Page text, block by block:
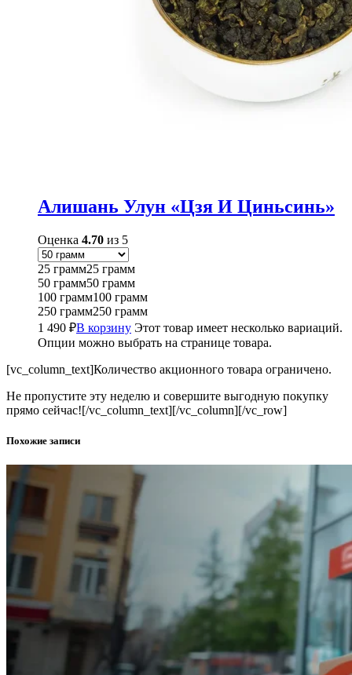
Алишань Улун «Цзя И Циньсинь»
Оценка 4.70 из 5
25 грамм25 грамм
50 грамм50 грамм
100 грамм100 грамм
250 грамм250 грамм
1 490 ₽В корзину Этот товар имеет несколько вариаций.
Опции можно выбрать на странице товара.
[vc_column_text]Количество акционного товара ограничено.
Не пропустите эту неделю и совершите выгодную покупку
прямо сейчас![/vc_column_text][/vc_column][/vc_row]
Похожие записи